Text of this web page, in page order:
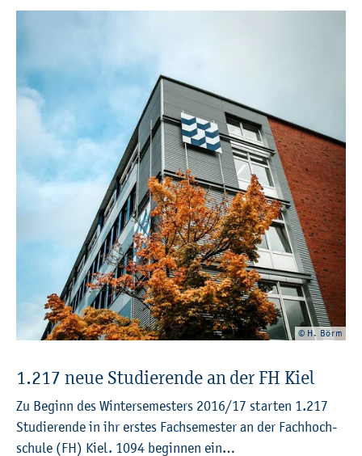
© H. Börm
1.217 neue Stu­die­ren­de an der FH Kiel
Zu Be­ginn des Win­ter­se­mes­ters 2016/17 star­ten 1.217
Stu­die­ren­de in ihr ers­tes Fach­se­mes­ter an der Fach­hoch­
schu­le (FH) Kiel. 1094 be­gin­nen ein…